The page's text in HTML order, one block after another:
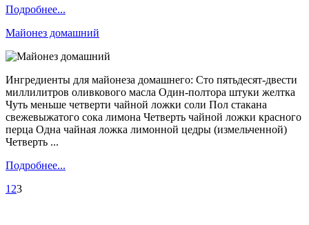
Подробнее...
Майонез домашний
Ингредиенты для майонеза домашнего: Сто пятьдесят-двести
миллилитров оливкового масла Один-полтора штуки желтка
Чуть меньше четверти чайной ложки соли Пол стакана
свежевыжатого сока лимона Четверть чайной ложки красного
перца Одна чайная ложка лимонной цедры (измельченной)
Четверть ...
Подробнее...
1 23